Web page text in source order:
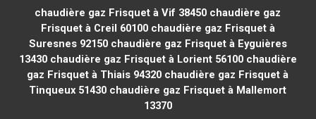
chaudière gaz Frisquet à Vif 38450 chaudière gaz
Frisquet à Creil 60100chaudière gaz Frisquet à
Suresnes 92150chaudière gaz Frisquet à Eyguières
13430chaudière gaz Frisquet à Lorient 56100chaudière
gaz Frisquet à Thiais 94320 chaudière gaz Frisquet à
Tinqueux 51430 chaudière gaz Frisquet à Mallemort
13370